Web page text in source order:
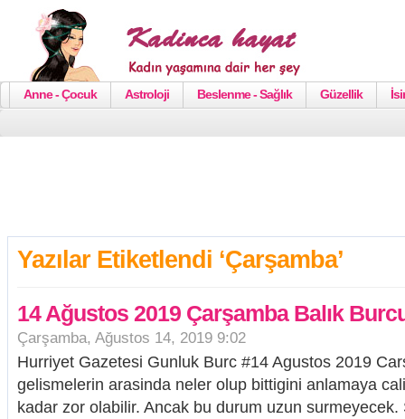
Anne - Çocuk Astroloji Beslenme - Sağlık Güzellik
Yazılar Etiketlendi ‘Çarşamba’
14 Ağustos 2019 Çarşamba Balık
Çarşamba, Ağustos 14, 2019 9:02
Hurriyet Gazetesi Gunluk Burc #14 Agustos 2019
gelismelerin arasinda neler olup bittigini anlamaya
kadar zor olabilir. Ancak bu durum uzun